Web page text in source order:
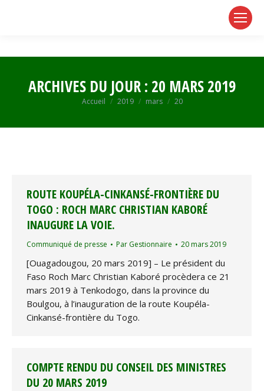
ARCHIVES DU JOUR : 20 MARS 2019
Vous êtes ici :
Accueil 2019 mars 20
ROUTE KOUPÉLA-CINKANSÉ-FRONTIÈRE DU
TOGO : ROCH MARC CHRISTIAN KABORÉ
INAUGURE LA VOIE.
Communiqué de presse Par Gestionnaire 20 mars 2019
[Ouagadougou, 20 mars 2019] – Le président du
Faso Roch Marc Christian Kaboré procèdera ce 21
mars 2019 à Tenkodogo, dans la province du
Boulgou, à l’inauguration de la route Koupéla-
Cinkansé-frontière du Togo.
COMPTE RENDU DU CONSEIL DES MINISTRES
DU 20 MARS 2019